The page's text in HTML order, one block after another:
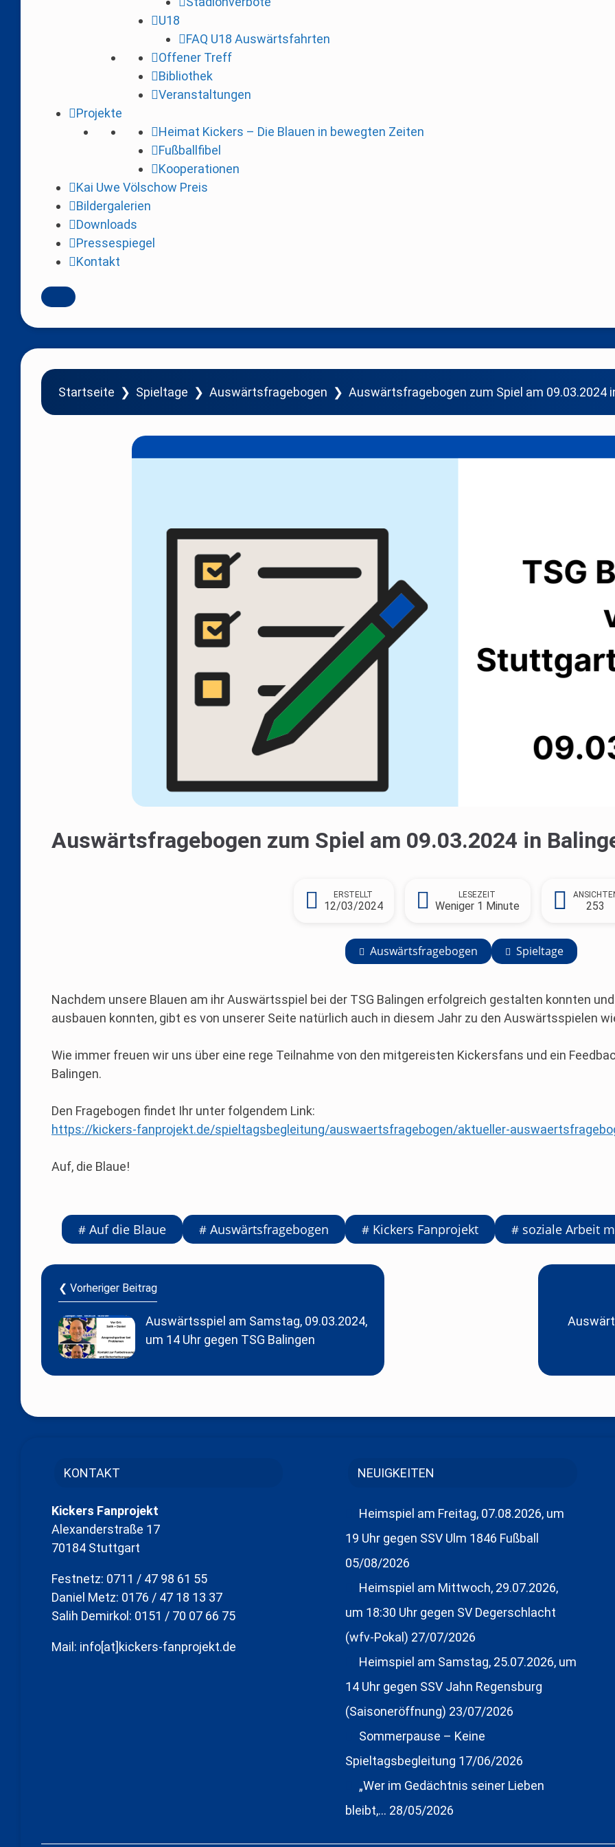
U18
FAQ U18 Auswärtsfahrten
Offener Treff
Bibliothek
Veranstaltungen
Projekte
Heimat Kickers – Die Blauen in bewegten Zeiten
Fußballfibel
Kooperationen
Kai Uwe Völschow Preis
Bildergalerien
Downloads
Pressespiegel
Kontakt
Startseite ❯ Spieltage ❯ Auswärtsfragebogen ❯ Auswärtsfragebogen zum Spiel am 09.03.2024
Auswärtsfragebogen zum Spiel am 09.03.2024 in
ERSTELLT
12/03/2024
LESEZEIT
Weniger 1 Minute 253
Auswärtsfragebogen Spieltage
Nachdem unsere Blauen am ihr Auswärtsspiel bei der TSG Balingen erfolgreich gestalten konnten
ausbauen konnten, gibt es von unserer Seite natürlich auch in diesem Jahr zu den Auswärtsspielen
Wie immer freuen wir uns über eine rege Teilnahme von den mitgereisten Kickersfans und ein
Balingen.
Den Fragebogen findet Ihr unter folgendem Link:
https://kickers-fanprojekt.de/spieltagsbegleitung/auswaertsfragebogen/aktueller-
Auf, die Blaue!
Auf die Blaue Auswärtsfragebogen Kickers Fanprojekt soziale Arbeit
❮ Vorheriger Beitrag
Auswärtsspiel am Samstag, 09.03.2024,
um 14 Uhr gegen TSG Balingen
KONTAKT
Kickers Fanprojekt
Alexanderstraße 17
70184 Stuttgart
Festnetz: 0711 / 47 98 61 55
Daniel Metz: 0176 / 47 18 13 37
Salih Demirkol: 0151 / 70 07 66 75
Mail: info[at]kickers-fanprojekt.de
NEUIGKEITEN
Heimspiel am Freitag, 07.08.2026, um
19 Uhr gegen SSV Ulm 1846 Fußball
05/08/2026
Heimspiel am Mittwoch, 29.07.2026,
um 18:30 Uhr gegen SV Degerschlacht
(wfv-Pokal) 27/07/2026
Heimspiel am Samstag, 25.07.2026, um
14 Uhr gegen SSV Jahn Regensburg
(Saisoneröffnung) 23/07/2026
Sommerpause – Keine
Spieltagsbegleitung 17/06/2026
„Wer im Gedächtnis seiner Lieben
bleibt,… 28/05/2026